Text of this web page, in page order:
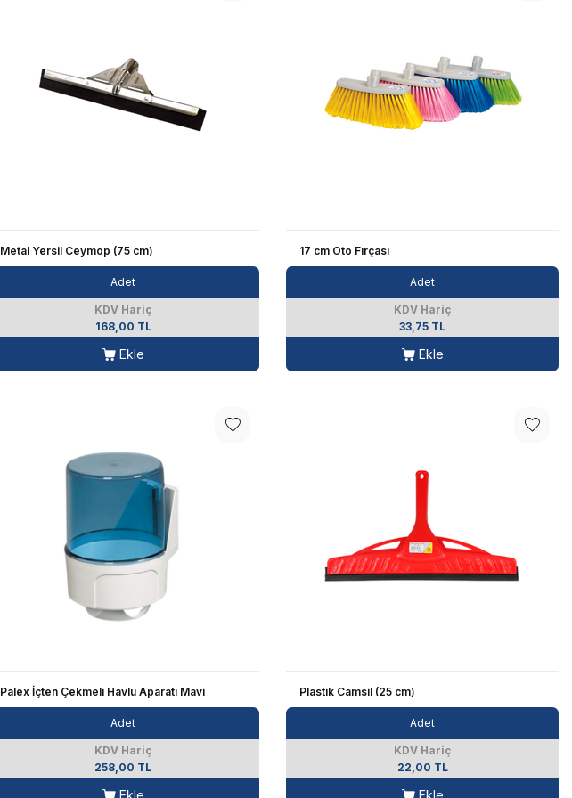
Metal Yersil Ceymop (75 cm)
Adet
KDV Hariç
168,00 TL
Ekle
17 cm Oto Fırçası
Adet
KDV Hariç
33,75 TL
Ekle
Palex İçten Çekmeli Havlu Aparatı Mavi
Adet
KDV Hariç
258,00 TL
Plastik Camsil (25 cm)
Adet
KDV Hariç
22,00 TL